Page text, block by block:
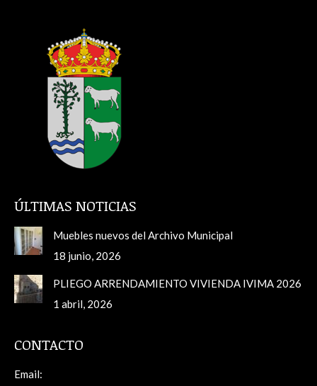
ÚLTIMAS NOTICIAS
Muebles nuevos del Archivo Municipal
18 junio, 2026
PLIEGO ARRENDAMIENTO VIVIENDA IVIMA 2026
1 abril, 2026
CONTACTO
Email: